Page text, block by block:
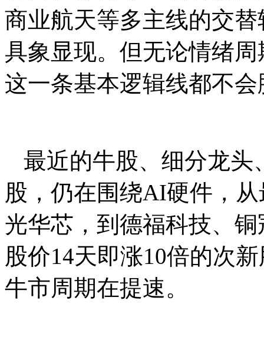
商业航天等多主线的交
具象显现。但无论情绪
这一条基本逻辑线都不
最近的牛股、细分龙头
股，仍在围绕AI硬件，
光华芯，到德福科技、
股价14天即涨10倍的次
牛市周期在提速。